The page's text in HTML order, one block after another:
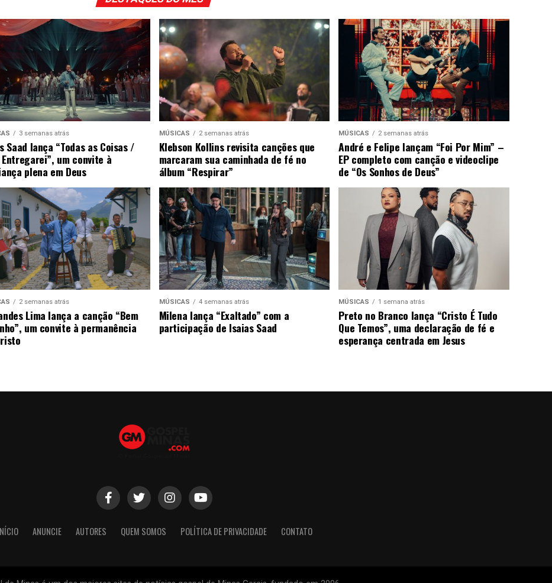
3 semanas atrás
Saad lança “Todas as Coisas /
Entregarei”, um convite à
plena em Deus
MÚSICAS 2 semanas atrás
Klebson Kollins revisita canções que
marcaram sua caminhada de fé no
álbum “Respirar”
MÚSICAS 2 semanas atrás
André e Felipe lançam “Foi Por Mim” –
EP completo com canção e videoclipe
de “Os Sonhos de Deus”
2 semanas atrás
Lima lança a canção “Bem
um convite à permanência
MÚSICAS 4 semanas atrás
Milena lança “Exaltado” com a
participação de Isaias Saad
MÚSICAS 1 semana atrás
Preto no Branco lança “Cristo É Tudo
Que Temos”, uma declaração de fé e
esperança centrada em Jesus
ANUNCIE AUTORES QUEM SOMOS POLÍTICA DE PRIVACIDADE CONTATO